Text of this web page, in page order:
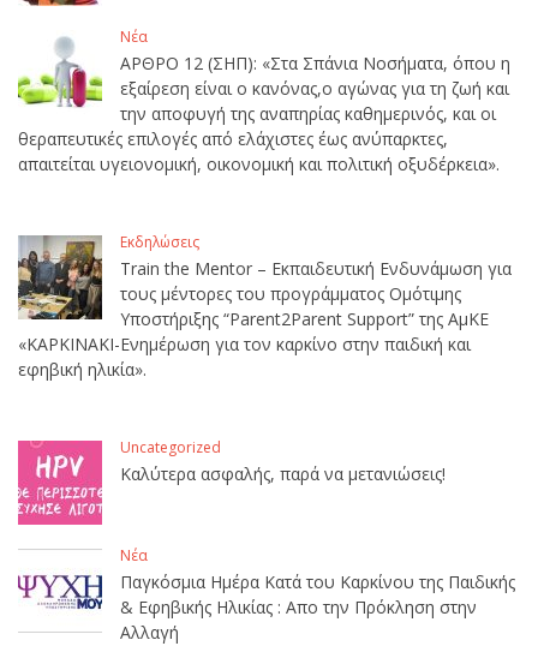
Νέα
ΑΡΘΡΟ 12 (ΣΗΠ): «Στα Σπάνια Νοσήματα, όπου η
εξαίρεση είναι ο κανόνας,ο αγώνας για τη ζωή και
την αποφυγή της αναπηρίας καθημερινός, και οι
θεραπευτικές επιλογές από ελάχιστες έως ανύπαρκτες,
απαιτείται υγειονομική, οικονομική και πολιτική οξυδέρκεια».
Εκδηλώσεις
Train the Mentor – Εκπαιδευτική Ενδυνάμωση για
τους μέντορες του προγράμματος Ομότιμης
Υποστήριξης “Parent2Parent Support” της ΑμΚΕ
«ΚΑΡΚΙΝΑΚΙ-Ενημέρωση για τον καρκίνο στην παιδική και
εφηβική ηλικία».
Uncategorized
Καλύτερα ασφαλής, παρά να μετανιώσεις!
Νέα
Παγκόσμια Ημέρα Κατά του Καρκίνου της Παιδικής
& Εφηβικής Ηλικίας : Απο την Πρόκληση στην
Αλλαγή